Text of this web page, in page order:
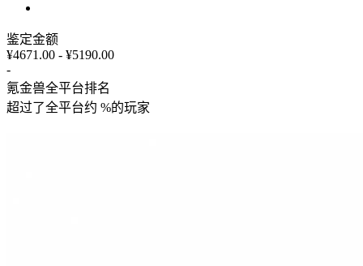
鉴定金额
¥4671.00 - ¥5190.00
-
氪金兽全平台排名
超过了全平台约 %的玩家